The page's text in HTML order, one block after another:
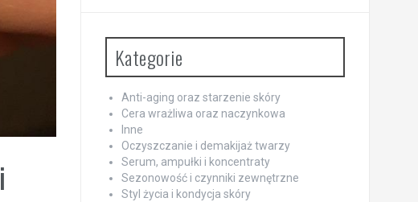
Kategorie
Anti-aging oraz starzenie skóry
Cera wrażliwa oraz naczynkowa
Inne
Oczyszczanie i demakijaż twarzy
Serum, ampułki i koncentraty
Sezonowość i czynniki zewnętrzne
Styl życia i kondycja skóry